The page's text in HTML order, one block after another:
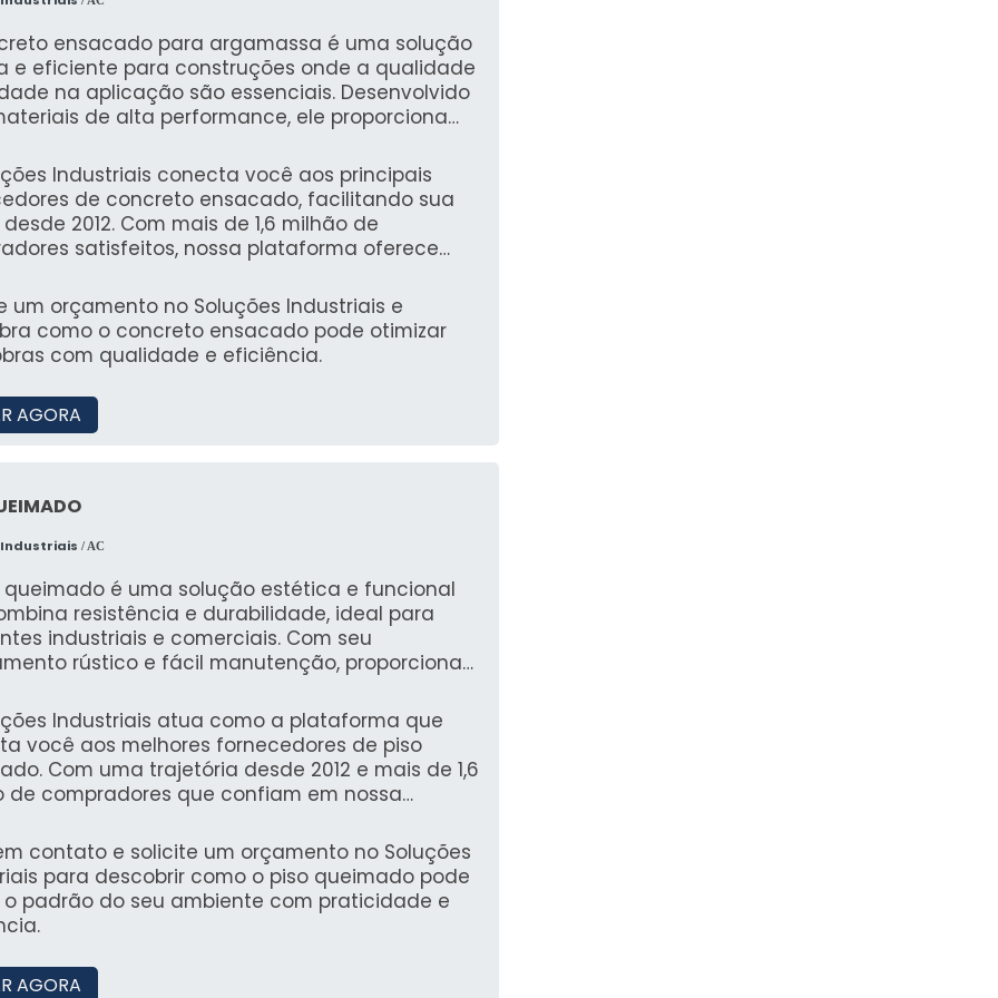
com excelência para toda a carteira de
ensacado para argamassa é uma solução
e eficiente para construções onde a qualidade
na aplicação são essenciais. Desenvolvido
de alta performance, ele proporciona
de pisos, revestimentos e estruturação
Industriais conecta você aos principais
de concreto ensacado, facilitando sua
2012. Com mais de 1,6 milhão de
satisfeitos, nossa plataforma oferece
um orçamento no Soluções Industriais e
como o concreto ensacado pode otimizar
com qualidade e eficiência.
AGORA
Industriais / AC
queimado é uma solução estética e funcional
resistência e durabilidade, ideal para
industriais e comerciais. Com seu
rústico e fácil manutenção, proporciona
circulação.
Industriais atua como a plataforma que
você aos melhores fornecedores de piso
Com uma trajetória desde 2012 e mais de 1,6
de compradores que confiam em nossa
na busca por soluções de qualidade.
contato e solicite um orçamento no Soluções
para descobrir como o piso queimado pode
o padrão do seu ambiente com praticidade e
AGORA